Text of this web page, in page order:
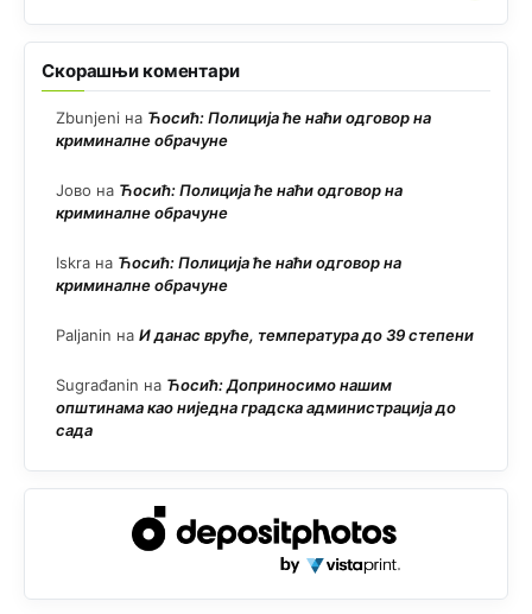
Скорашњи коментари
Zbunjeni на Ћосић: Полиција ће наћи одговор на
криминалне обрачуне
Јово на Ћосић: Полиција ће наћи одговор на
криминалне обрачуне
Iskra на Ћосић: Полиција ће наћи одговор на
криминалне обрачуне
Paljanin на И данас вруће, температура до 39 степени
Sugrađanin на Ћосић: Доприносимо нашим
општинама као ниједна градска администрација до
сада